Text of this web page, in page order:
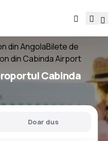
din AngolaBilete de
din Cabinda Airport
Cabinda
Doar dus